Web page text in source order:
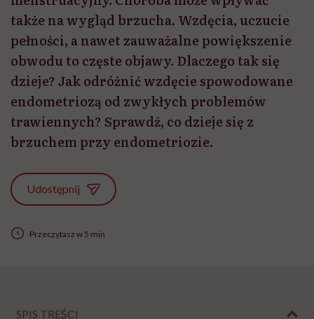
także na wygląd brzucha. Wzdęcia, uczucie
pełności, a nawet zauważalne powiększenie
obwodu to częste objawy. Dlaczego tak się
dzieje? Jak odróżnić wzdęcie spowodowane
endometriozą od zwykłych problemów
trawiennych? Sprawdź, co dzieje się z
brzuchem przy endometriozie.
Udostępnij
Przeczytasz w 5 min
SPIS TREŚCI